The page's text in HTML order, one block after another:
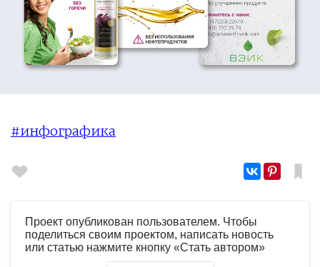
#инфографика
Проект опубликован пользователем. Чтобы
поделиться своим проектом, написать новость
или статью нажмите кнопку «Стать автором»